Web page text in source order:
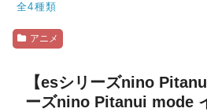
全4種類
アニメ
【esシリーズnino
ーズnino Pitanui mode